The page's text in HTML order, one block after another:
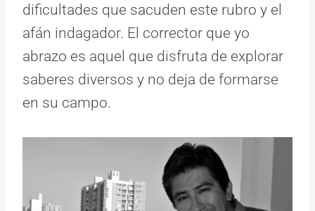
dificultades que sacuden este rubro y el
afán indagador. El corrector que yo
abrazo es aquel que disfruta de explorar
saberes diversos y no deja de formarse
en su campo.